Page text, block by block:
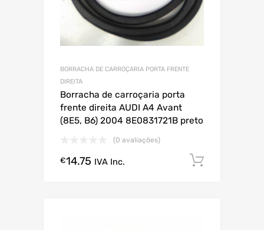
BORRACHA DE CARROÇARIA PORTA FRENTE
DIREITA
Borracha de carroçaria porta
frente direita AUDI A4 Avant
(8E5, B6) 2004 8E0831721B preto
(0 avaliações)
€14.75 IVA Inc.